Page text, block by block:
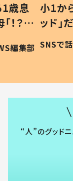
歳息
？」
編集部
小1か
ッド」
作り
#令和
SNSで
“人”のグッド